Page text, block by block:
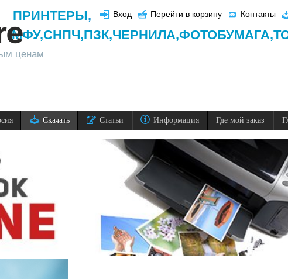
ценам
Вход Перейти в корзину Контакты
ПРИНТЕРЫ,
МФУ,СНПЧ,ПЗК,ЧЕРНИЛА,ФОТОБУМАГА,
Скачать Статьи Информация Где мой заказ